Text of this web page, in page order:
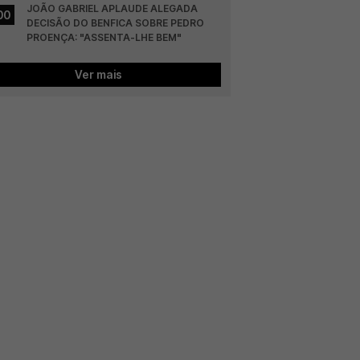
JOÃO GABRIEL APLAUDE ALEGADA
DECISÃO DO BENFICA SOBRE PEDRO
PROENÇA: "ASSENTA-LHE BEM"
Ver mais